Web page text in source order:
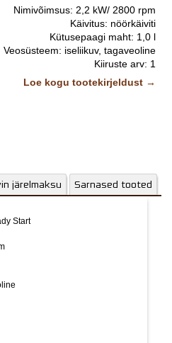
E-post*
Vali lähim keskus*
Lisainfo
Nimivõimsus: 2,2 kW/ 2800 rpm
Käivitus: nöörkäiviti
Kütusepaagi maht: 1,0 l
Veosüsteem: iseliikuv, tagaveoline
Kiiruste arv: 1
Kiirus: 0 - 3,6 km/h
Niidetav ala: 950 m2/h
Niidukõrgus: 28-92 mm
Kogumine: standard
Multšikate: standard
ilma kogurita: standard
200 mm ees ja 280 mm taga
Loe kogu tootekirjeldust →
järelmaksu Sarnased tooted
Start